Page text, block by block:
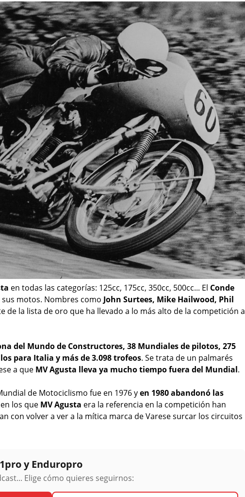
en todas las categorías: 125cc, 175cc, 350cc, 500cc... El Conde
motos. Nombres como John Surtees, Mike Hailwood, Phil
de la lista de oro que ha llevado a lo más alto de la competición a
del Mundo de Constructores, 38 Mundiales de pilotos, 275
para Italia y más de 3.098 trofeos. Se trata de un palmarés
a que MV Agusta lleva ya mucho tiempo fuera del Mundial.
de Motociclismo fue en 1976 yen 1980 abandonó las
los que MV Agusta era la referencia en la competición han
con volver a ver a la mítica marca de Varese surcar los circuitos
y Enduropro
Elige cómo quieres seguirnos: